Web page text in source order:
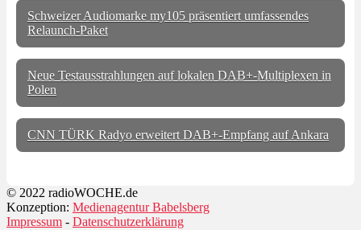
Schweizer Audiomarke my105 präsentiert umfassendes
Relaunch-Paket
Neue Testausstrahlungen auf lokalen DAB+-Multiplexen in
Polen
CNN TÜRK Radyo erweitert DAB+-Empfang auf Ankara
© 2022 radioWOCHE.de
Konzeption: Medienagentur Babelsberg
Impressum - Datenschutzerklärung